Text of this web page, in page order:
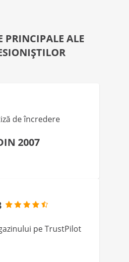
PRINCIPALE ALE
de încredere
2007
pe TrustPilot